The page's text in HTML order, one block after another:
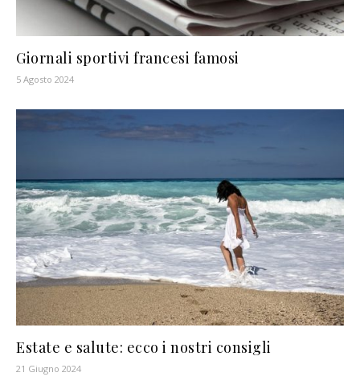
Giornali sportivi francesi famosi
5 Agosto 2024
Estate e salute: ecco i nostri consigli
21 Giugno 2024